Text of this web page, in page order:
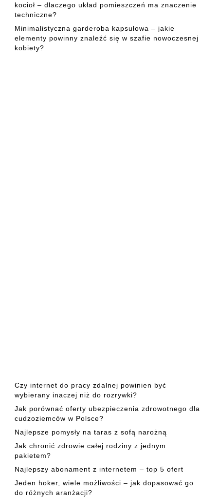
kocioł – dlaczego układ pomieszczeń ma znaczenie
techniczne?
Minimalistyczna garderoba kapsułowa – jakie
elementy powinny znaleźć się w szafie nowoczesnej
kobiety?
Czy internet do pracy zdalnej powinien być
wybierany inaczej niż do rozrywki?
Jak porównać oferty ubezpieczenia zdrowotnego dla
cudzoziemców w Polsce?
Najlepsze pomysły na taras z sofą narożną
Jak chronić zdrowie całej rodziny z jednym
pakietem?
Najlepszy abonament z internetem – top 5 ofert
Jeden hoker, wiele możliwości – jak dopasować go
do różnych aranżacji?